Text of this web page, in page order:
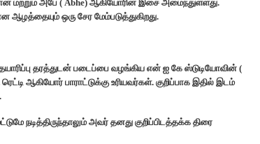
மற்றும் அபே ( Abhe) ஆகியோரின் இசை அமைந்துள்ளது.
ஒரு சேர மேம்படுத்துகிறது.
தரத்துடன் படைப்பை வழங்கிய என் ஐ கே ஸ்டுடியோவின் (
ஆகியோர் பாராட்டுக்கு உரியவர்கள். குறிப்பாக இதில் இடம்
நடித்திருந்தாலும் அவர் தனது குறிப்பிடத்தக்க திரை